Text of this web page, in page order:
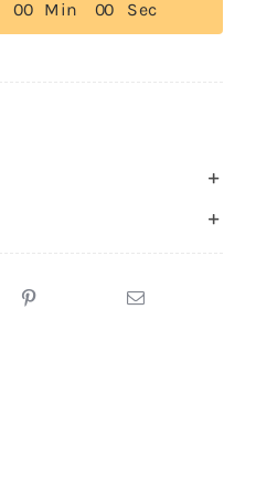
00 Min 00 Sec